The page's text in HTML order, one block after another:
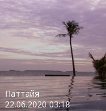
Паттайя
22.06.2020 03:18